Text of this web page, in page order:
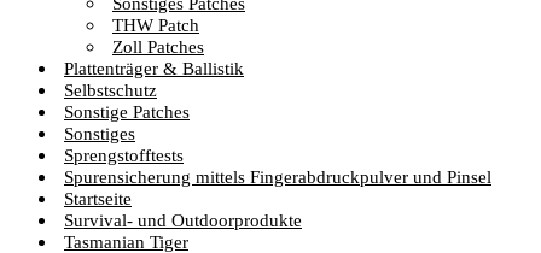
THW Patch
Zoll Patches
Plattenträger & Ballistik
Selbstschutz
Sonstige Patches
Sonstiges
Sprengstofftests
Spurensicherung mittels Fingerabdruckpulver und Pinsel
Startseite
Survival- und Outdoorprodukte
Tasmanian Tiger